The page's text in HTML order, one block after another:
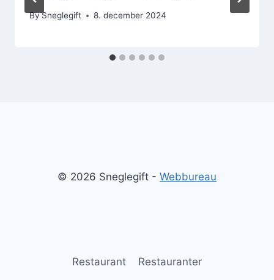
BySneglegift 8. december 2024
© 2026 Sneglegift - Webbureau
Restaurant
Restauranter